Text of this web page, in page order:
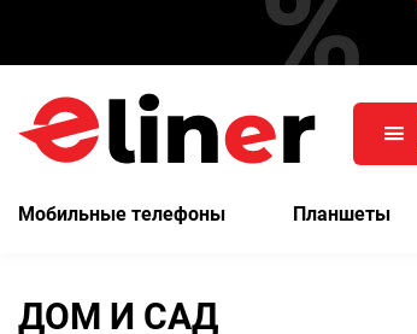
Мобильные телефоны Планшеты
ДОМ И САД